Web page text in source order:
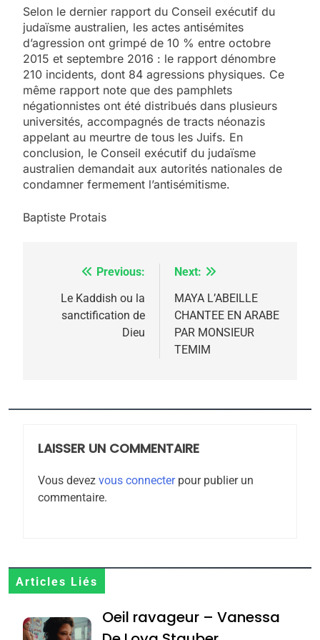
Selon le dernier rapport du Conseil exécutif du
judaïsme australien, les actes antisémites
d’agression ont grimpé de 10 % entre octobre
2015 et septembre 2016 : le rapport dénombre
210 incidents, dont 84 agressions physiques. Ce
même rapport note que des pamphlets
négationnistes ont été distribués dans plusieurs
universités, accompagnés de tracts néonazis
appelant au meurtre de tous les Juifs. En
conclusion, le Conseil exécutif du judaïsme
australien demandait aux autorités nationales de
condamner fermement l’antisémitisme.
Baptiste Protais
NavigationPrevious:
Le Kaddish ou la
sanctification de
Dieu
Next:
MAYA L’ABEILLE
CHANTEE EN ARABE
PAR MONSIEUR
TEMIM
LAISSER UN COMMENTAIRE
Vous devez vous connecterpour publier un
commentaire.
Articles Liés
Oeil ravageur – Vanessa
2025, l’année la plus
rapport d’ADL contre
FRANCE ISRAÉL
6
Zrihen-Dvir
7
Jacques Hadida